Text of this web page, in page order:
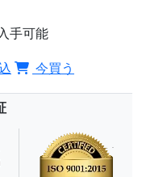
手可能
今買う